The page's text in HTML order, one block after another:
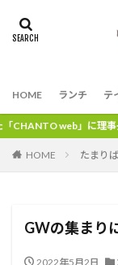
HOME ランチ テ
若林優子のインタビ
HOME たまり
GWの集まり
2022年5月2日